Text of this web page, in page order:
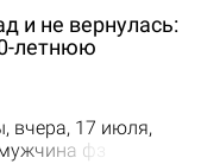
упал
не пострадал.
Киева, в связи с
затруднено:
и не вернулась:
летнюю
вчера, 17 июля,
фз